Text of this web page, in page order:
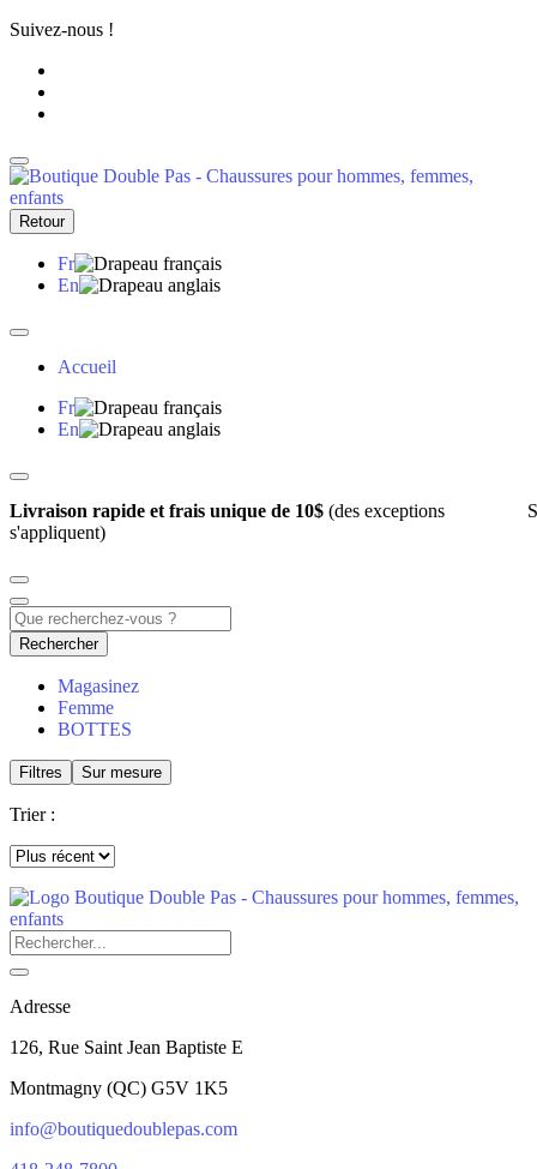
Suivez-nous !
Retour
Fr
En
Accueil
Fr
En
Livraison rapide et frais unique de 10$ (des exceptions
s'appliquent)
Rechercher
Magasinez
Femme
BOTTES
Filtres Sur mesure
Trier :
Adresse
126, Rue Saint Jean Baptiste E
Montmagny (QC) G5V 1K5
info@boutiquedoublepas.com